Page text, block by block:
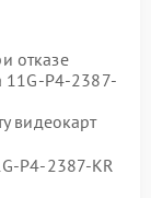
отказе
11G-P4-2387-
видеокарт
P4-2387-KR